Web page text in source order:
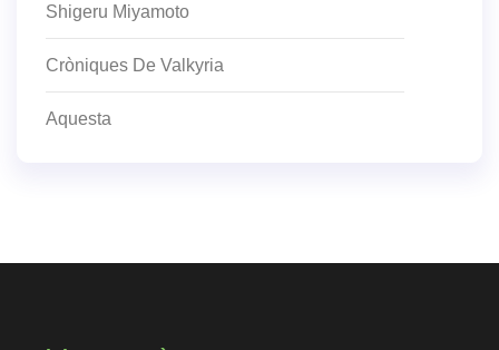
Shigeru Miyamoto
Cròniques De Valkyria
Aquesta